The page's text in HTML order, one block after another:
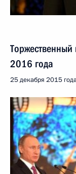
2016 года
25 декабря 2015